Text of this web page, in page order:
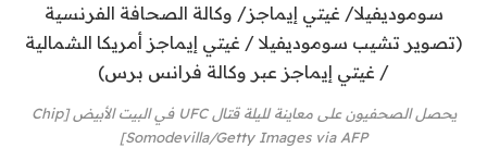
يحصل الصحفيون على معاينة لليلة قتال UFC في البيت الأبيض [Chip
Somodevilla/Getty Images via AFP]